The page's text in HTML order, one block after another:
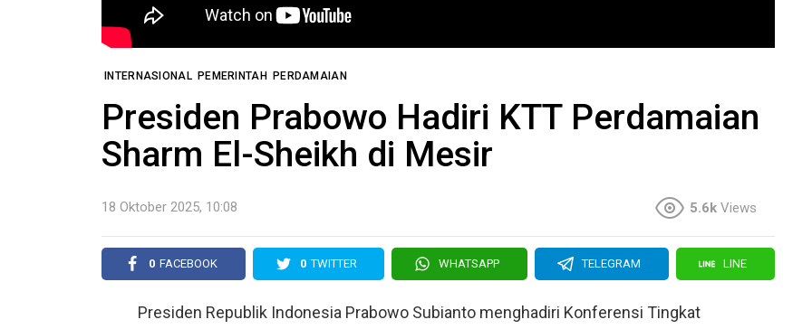
INTERNASIONAL PEMERINTAH PERDAMAIAN
Presiden Prabowo Hadiri KTT Perdamaian
Sharm El-Sheikh di Mesir
18 Oktober 2025, 10:08 5.6k Views
0 FACEBOOK 0 TWITTER WHATSAPP TELEGRAM LINE
Presiden Republik Indonesia Prabowo Subianto menghadiri Konferensi Tingkat